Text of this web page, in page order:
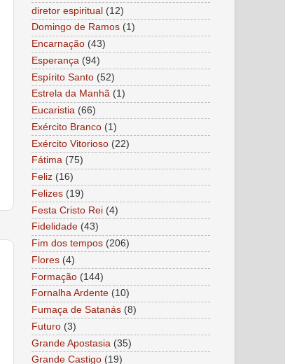
diretor espiritual (12)
Domingo de Ramos (1)
Encarnação (43)
Esperança (94)
Espírito Santo (52)
Estrela da Manhã (1)
Eucaristia (66)
Exército Branco (1)
Exército Vitorioso (22)
Fátima (75)
Feliz (16)
Felizes (19)
Festa Cristo Rei (4)
Fidelidade (43)
Fim dos tempos (206)
Flores (4)
Formação (144)
Fornalha Ardente (10)
Fumaça de Satanás (8)
Futuro (3)
Grande Apostasia (35)
Grande Castigo (19)